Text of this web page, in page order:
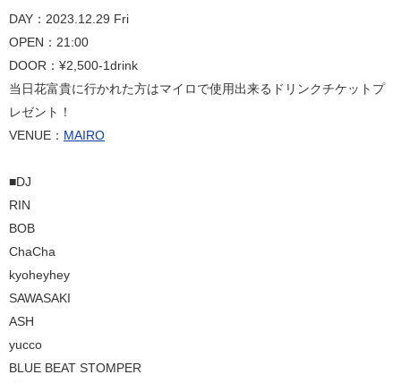
DAY：2023.12.29 Fri
OPEN：21:00
DOOR：¥2,500-1drink
当日花富貴に行かれた方はマイロで使用出来るドリンクチケットプ
レゼント！
VENUE： MAIRO
■DJ
RIN
BOB
ChaCha
kyoheyhey
SAWASAKI
ASH
yucco
BLUE BEAT STOMPER